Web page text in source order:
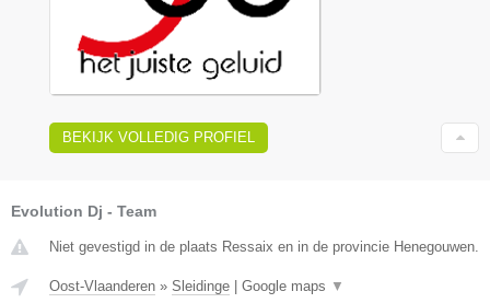
BEKIJK VOLLEDIG PROFIEL
Evolution Dj - Team
Niet gevestigd in de plaats Ressaix en in de provincie Henegouwen.
Oost-Vlaanderen » Sleidinge Google maps ▼